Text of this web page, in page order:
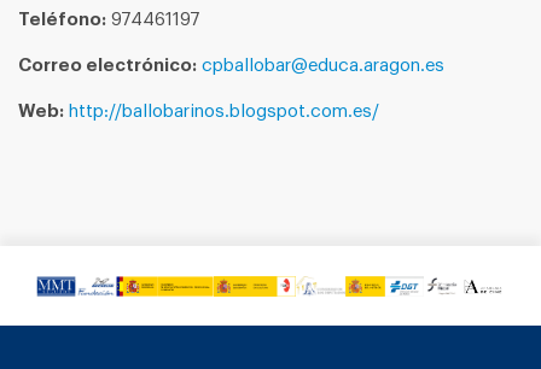
Teléfono: 974461197
Correo electrónico: cpballobar@educa.aragon.es
Web: http://ballobarinos.blogspot.com.es/